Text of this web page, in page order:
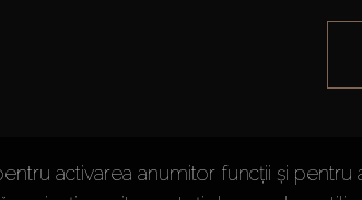
activarea anumitor funcții și pentru